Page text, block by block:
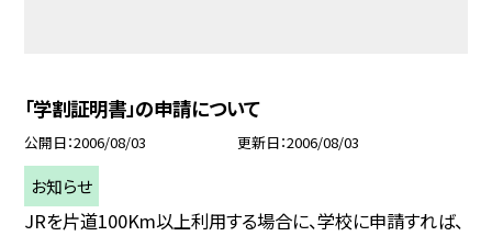
「学割証明書」の申請について
公開日 2006/08/03 更新日 2006/08/03
お知らせ
JRを片道100Km以上利用する場合に、学校に申請すれば、